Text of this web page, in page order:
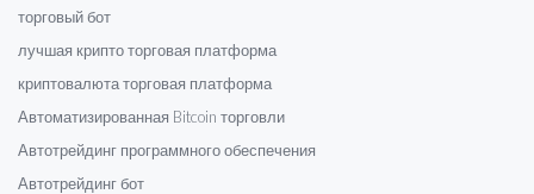
торговый бот
лучшая крипто торговая платформа
криптовалюта торговая платформа
Автоматизированная Bitcoin торговли
Автотрейдинг программного обеспечения
Автотрейдинг бот